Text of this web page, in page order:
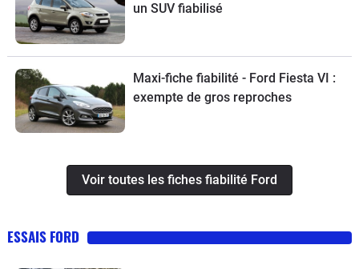
un SUV fiabilisé
Maxi-fiche fiabilité - Ford Fiesta VI :
exempte de gros reproches
Voir toutes les fiches fiabilité Ford
ESSAIS FORD